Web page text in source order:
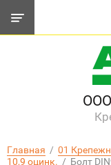
Главная
  /
01
10,9 оцинк.
/  Болт